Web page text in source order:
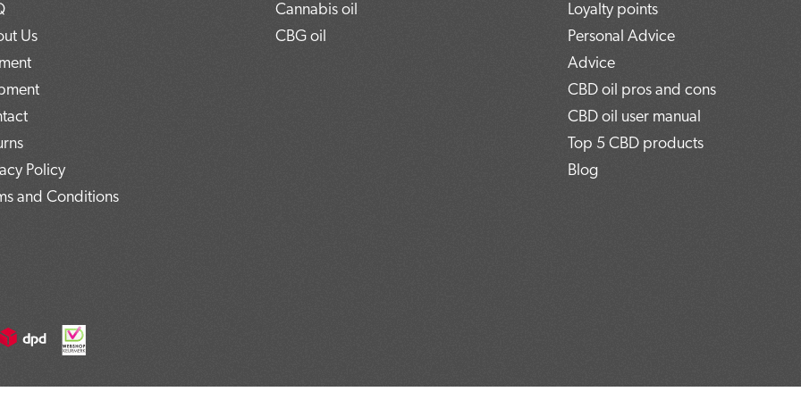
Us
Policy
and Conditions
Cannabis oil
CBG oil
Loyalty points
Personal Advice
Advice
CBD oil pros and cons
CBD oil user manual
Top 5 CBD products
Blog